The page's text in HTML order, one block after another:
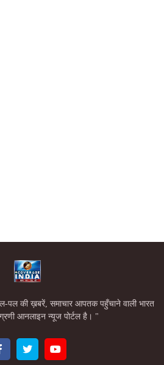
पल की ख़बरें, समाचार आपतक पहुँचाने वाली भारत
आनलाइन न्यूज पोर्टल है। "